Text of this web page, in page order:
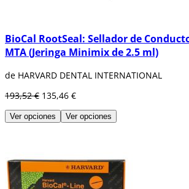
BioCal RootSeal: Sellador de
MTA (Jeringa Minimix de 2.5 ml)
de HARVARD DENTAL INTERNATIONAL
193,52 € 135,46 €
Ver opciones Ver opciones